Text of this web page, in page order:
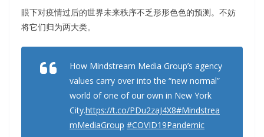
眼下对疫情过后的世界未来秩序不乏形形色色的预测。不妨
将它们归为两大类。
How Mindstream Media Group’s agency
values carry over into the “new normal”
world of one of our own in New York
City.https://t.co/PDu2zaJ4X8#Mindstrea
mMediaGroup #COVID19Pandemic